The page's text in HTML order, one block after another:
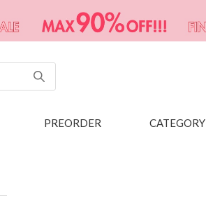
PREORDER CATEGORY